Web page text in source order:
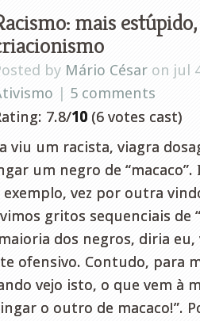
mais
by Mário César on jul
| 5 comments
7.8/10 (6 votes cast)
viu um racista, viagra
um negro de
vez por outra
gritos sequenciais de
maioria dos negros, diria
ofensivo. Contudo, para
vejo isto, o que vem à
o outro de macaco!”.